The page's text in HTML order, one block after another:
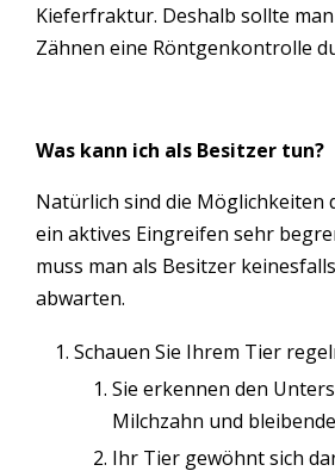
Kieferfraktur. Deshalb sollte
Zähnen eine Röntgenkontrolle
Was kann ich als Besitzer tun?
Natürlich sind die Möglichkeiten
ein aktives Eingreifen sehr
muss man als Besitzer
abwarten.
Schauen Sie Ihrem Tier
Sie erkennen den
Milchzahn und
Ihr Tier gewöhnt sich